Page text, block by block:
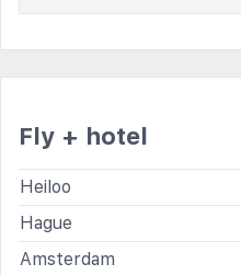
Fly + hotel
Heiloo
Hague
Amsterdam